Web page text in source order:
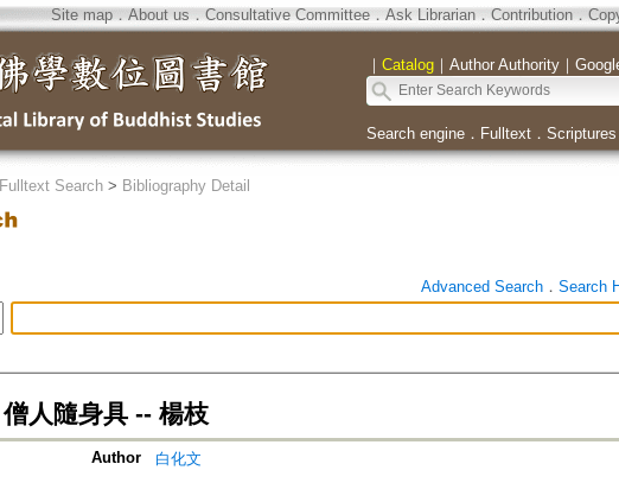
Site map．About us ． Consultative Committee． Ask Librarian． Contribution．
｜ Catalog｜ Author Authority｜
Search engine． Fulltext． Scriptures
Fulltext Search> Bibliography Detail
Advanced Search． Search
僧人隨身具 -- 楊枝
Author
白化文